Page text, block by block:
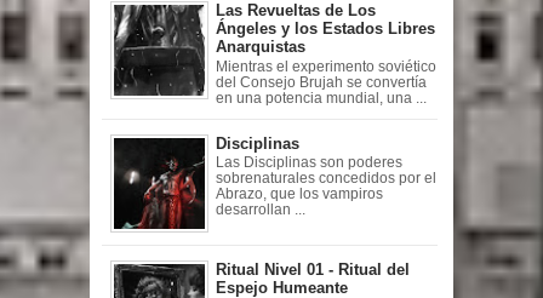
Las Revueltas de Los
Ángeles y los Estados Libres
Anarquistas
Mientras el experimento soviético
del Consejo Brujah se convertía
en una potencia mundial, una ...
Disciplinas
Las Disciplinas son poderes
sobrenaturales concedidos por el
Abrazo, que los vampiros
desarrollan ...
Ritual Nivel 01 - Ritual del
Espejo Humeante